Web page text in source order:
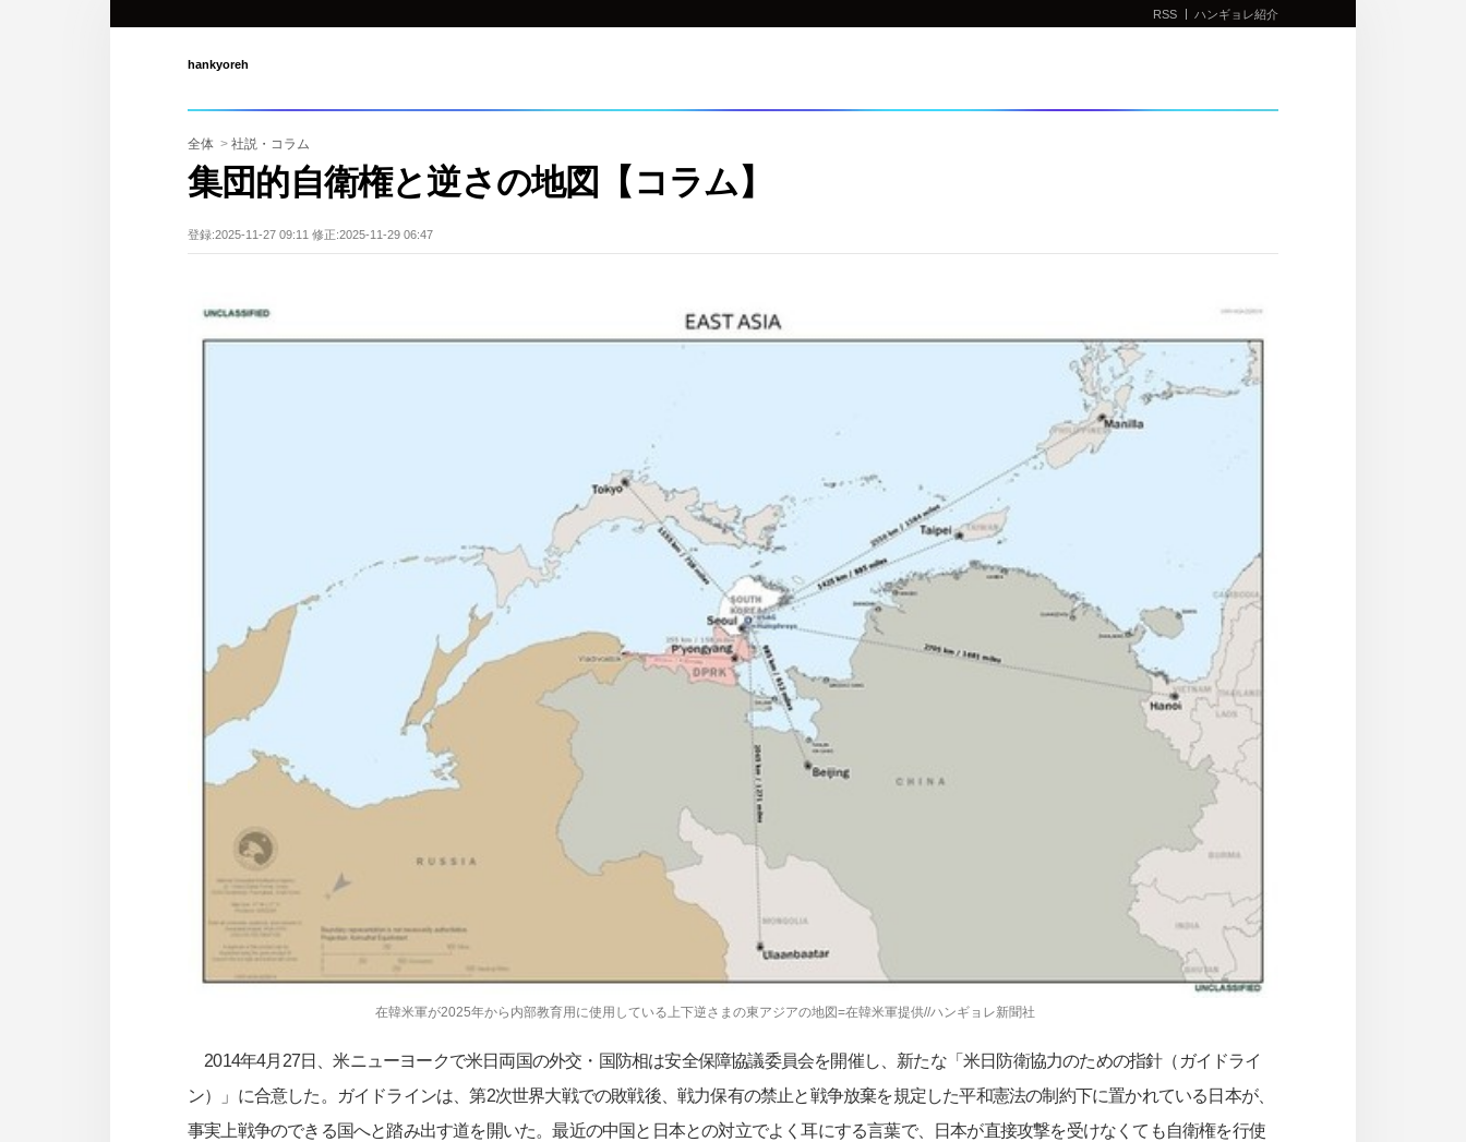
hankyoreh
RSS ハンギョレ紹介
全体 > 社説・コラム
集団的自衛権と逆さの地図【コラム】
登録:2025-11-27 09:11 修正:2025-11-29 06:47
在韓米軍が2025年から内部教育用に使用している上下逆さまの東アジアの地図=在韓米軍提供//ハンギョレ新聞社
2014年4月27日、米ニューヨークで米日両国の外交・国防相は安全保障協議委員会を開催し、新たな「米日防衛協力のための指針（ガイドライ
ン）」に合意した。ガイドラインは、第2次世界大戦での敗戦後、戦力保有の禁止と戦争放棄を規定した平和憲法の制約下に置かれている日本が、
事実上戦争のできる国へと踏み出す道を開いた。最近の中国と日本との対立でよく耳にする言葉で、日本が直接攻撃を受けなくても自衛権を行使